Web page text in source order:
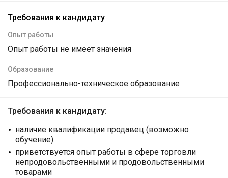
Требования к кандидату
Опыт работы
Опыт работы не имеет значения
Образование
Профессионально-техническое образование
Требования к кандидату:
наличие квалификации продавец (возможно
обучение)
приветствуется опыт работы в сфере торговли
непродовольственными и продовольственными
товарами